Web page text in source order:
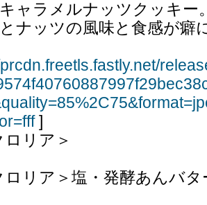
ャラメルナッツクッキー
ナッツの風味と食感が癖
]
ロリア＞
ロリア＞塩・発酵あんバ